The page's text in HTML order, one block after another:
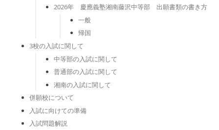
2026年 慶應義塾湘南藤沢中等部 出願書類の書き方
一般
帰国
3校の入試に関して
中等部の入試に関して
普通部の入試に関して
湘南の入試に関して
併願校について
入試に向けての準備
入試問題解説